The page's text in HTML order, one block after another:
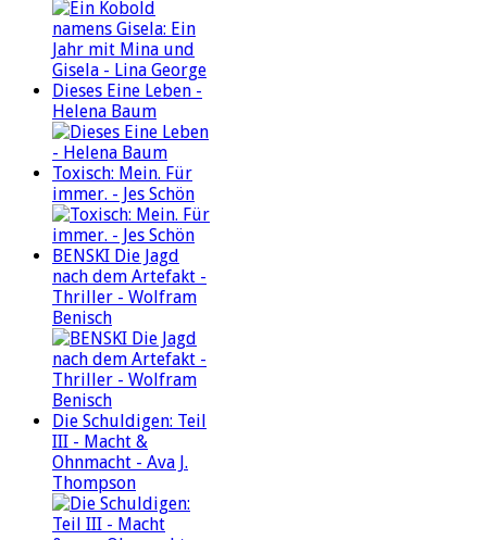
Dieses Eine Leben -
Helena Baum
Toxisch: Mein. Für
immer. - Jes Schön
BENSKI Die Jagd
nach dem Artefakt -
Thriller - Wolfram
Benisch
Die Schuldigen: Teil
III - Macht &
Ohnmacht - Ava J.
Thompson